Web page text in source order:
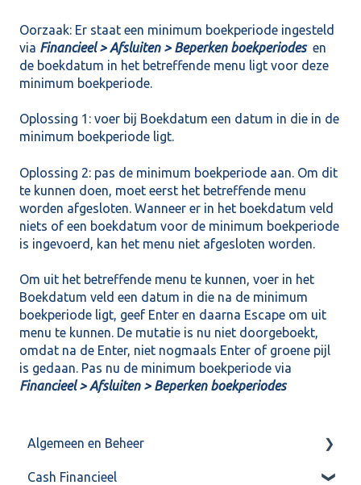
Oorzaak: Er staat een minimum boekperiode ingesteld
via Financieel > Afsluiten > Beperken boekperiodes en
de boekdatum in het betreffende menu ligt voor deze
minimum boekperiode.
Oplossing 1: voer bij Boekdatum een datum in die in de
minimum boekperiode ligt.
Oplossing 2: pas de minimum boekperiode aan. Om dit
te kunnen doen, moet eerst het betreffende menu
worden afgesloten. Wanneer er in het boekdatum veld
niets of een boekdatum voor de minimum boekperiode
is ingevoerd, kan het menu niet afgesloten worden.
Om uit het betreffende menu te kunnen, voer in het
Boekdatum veld een datum in die na de minimum
boekperiode ligt, geef Enter en daarna Escape om uit
menu te kunnen. De mutatie is nu niet doorgeboekt,
omdat na de Enter, niet nogmaals Enter of groene pijl
is gedaan. Pas nu de minimum boekperiode via
Financieel > Afsluiten > Beperken boekperiodes
Algemeen en Beheer
Bank(koppeling)
Cash Financieel